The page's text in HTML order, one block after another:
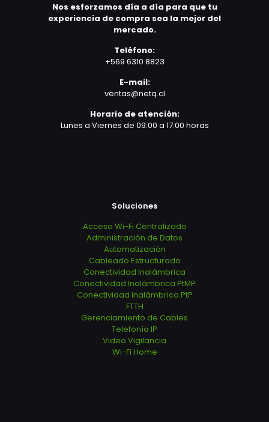
Nos esforzamos día a día para que tu
experiencia de compra sea la mejor del
mercado.
Teléfono:
+569 6310 8823
E-mail:
ventas@netq.cl
Horario de atención:
Lunes a Viernes de 09:00 a 17:00 horas
Soluciones
Acceso Wi-Fi Centralizado
Administración de Datos
Automatización
Cableado Estructurado
Conectividad Inalámbrica
Conectividad Inalámbrica PtMP
Conectividad Inalámbrica PtP
FTTH
Gerenciamiento de Cables
Telefonía IP
Video Vigilancia
Wi-Fi Home